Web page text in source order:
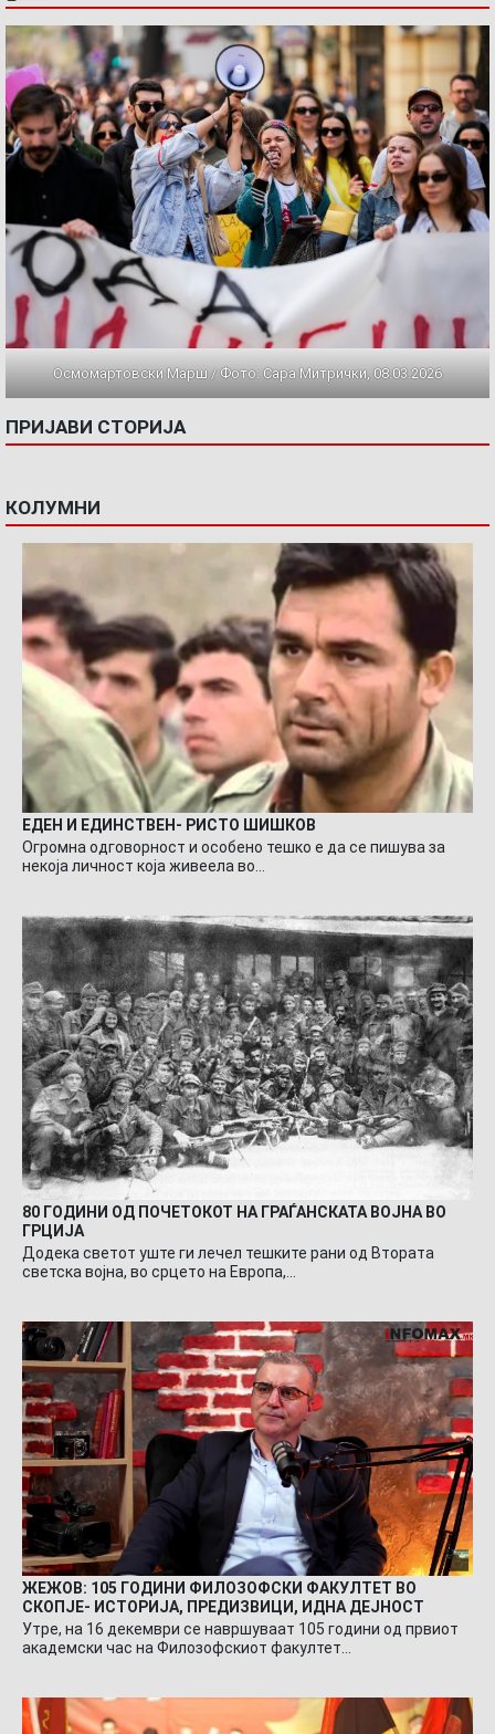
Осмомартовски Марш / Фото: Сара Митрички, 08.03.2026
ПРИЈАВИ СТОРИЈА
КОЛУМНИ
ЕДЕН И ЕДИНСТВЕН- РИСТО ШИШКОВ
Огромна одговорност и особено тешко е да се пишува за
некоја личност која живеела во…
80 ГОДИНИ ОД ПОЧЕТОКОТ НА ГРАЃАНСКАТА ВОЈНА ВО
ГРЦИЈА
Додека светот уште ги лечел тешките рани од Втората
светска војна, во срцето на Европа,…
ЖЕЖОВ: 105 ГОДИНИ ФИЛОЗОФСКИ ФАКУЛТЕТ ВО
СКОПЈЕ- ИСТОРИЈА, ПРЕДИЗВИЦИ, ИДНА ДЕЈНОСТ
Утре, на 16 декември се навршуваат 105 години од првиот
академски час на Филозофскиот факултет…